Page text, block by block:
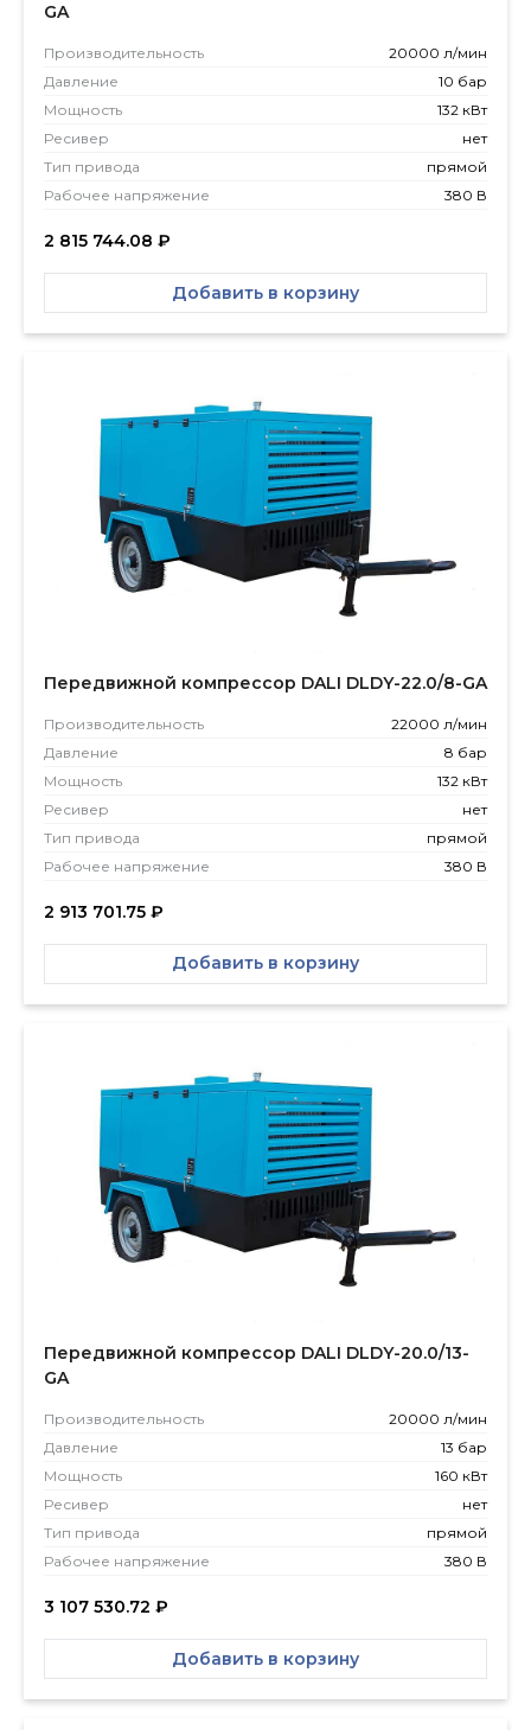
GA
Производитель­ность
20000 л/мин
Давление
10 бар
Мощность
132 кВт
Ресивер
нет
Тип привода
прямой
Рабочее напряжение
380 В
2 815 744.08 ₽
Добавить в корзину
Передвижной компрессор DALI DLDY-22.0/8-GA
Производитель­ность
22000 л/мин
Давление
8 бар
Мощность
132 кВт
Ресивер
нет
Тип привода
прямой
Рабочее напряжение
380 В
2 913 701.75 ₽
Добавить в корзину
Передвижной компрессор DALI DLDY-20.0/13-
GA
Производитель­ность
20000 л/мин
Давление
13 бар
Мощность
160 кВт
Ресивер
нет
Тип привода
прямой
Рабочее напряжение
380 В
3 107 530.72 ₽
Добавить в корзину